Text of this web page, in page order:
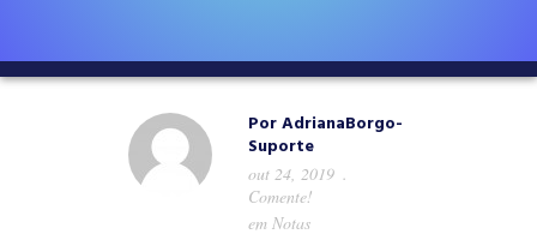
PorAdrianaBorgo-
Suporte
out 24, 2019
Comente!
em Notas